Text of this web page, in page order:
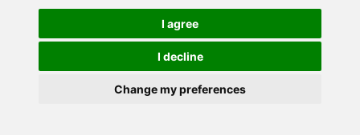
I agree
I decline
Change my preferences